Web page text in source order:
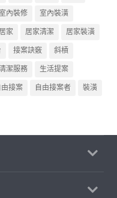
內裝修 室內裝潢
居家 居家清潔 居家裝潢
接案訣竅 斜槓
潔服務 生活提案
由接案 自由接案者 裝潢